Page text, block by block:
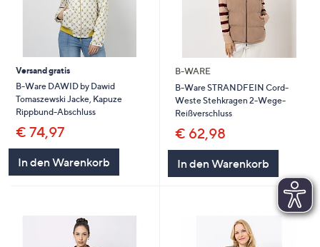
Versand gratis
B-Ware DAWID by Dawid
Tomaszewski Jacke, Kapuze
Rippbund-Abschluss
€ 74,97
In den Warenkorb
B-WARE
B-Ware STRANDFEIN Cord-
Weste Stehkragen 2-Wege-
Reißverschluss
€ 62,98
In den Warenkorb